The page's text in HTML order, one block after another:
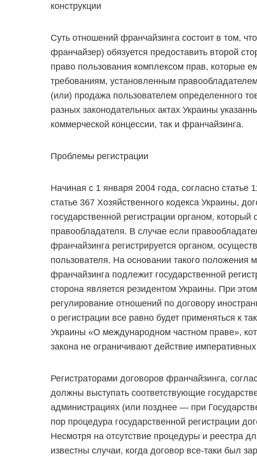
конструкции
Суть отношений франчайзинга состоит в том,
франчайзер) обязуется предоставить второй
право пользования комплексом прав, которые
требованиям, установленным
(или) продажа пользователем определенного
разных законодательных актах Украины
коммерческой концессии, так и франчайзинга.
Проблемы регистрации
Начиная с 1 января 2004 года, согласно статье
статье 367 Хозяйственного кодекса Украины,
государственной регистрации органом,
правообладателя. В случае если
франчайзинга регистрируется органом,
пользователя. На основании такого положения
франчайзинга подлежит государственной
сторона является резидентом Украины. При
регулирование отношений по договору
о регистрации все равно будет применяться к
Украины «О международном частном праве»,
закона не ограничивают действие
Регистраторами договоров франчайзинга,
должны выступать соответствующие
администрациях (или позднее — при
пор процедура государственной регистрации
Несмотря на отсутствие процедуры и реестра
известны случаи, когда договор все-таки был